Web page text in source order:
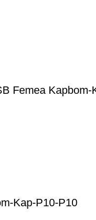
Femea Kapbom-
Kap-P10-P10